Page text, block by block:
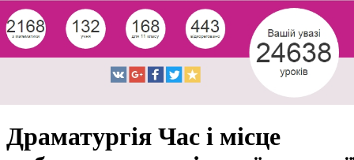
Драматургія Час і місце